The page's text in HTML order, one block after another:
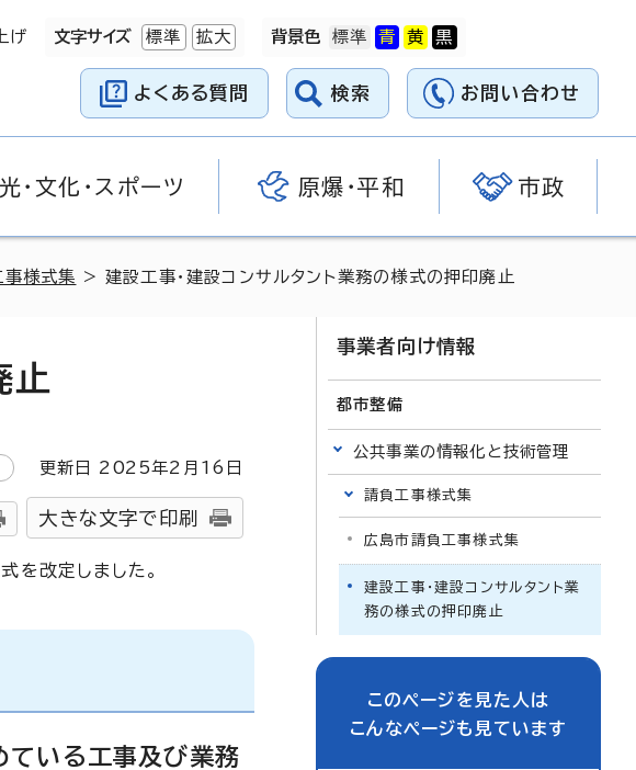
げ 文字サイズ 標準 拡大 背景色
よくある質問 検索 お問い合わせ
・文化・スポーツ 原爆・平和 市政
事様式集 > 建設工事・建設コンサルタント業務の様式の押印廃止
止
更新日 2025年2月 16 日
大きな文字で印刷
を改定しました。
いる工事及び業務
事業者向け情報
都市整備
公共事業の情報化と技術管理
請負工事様式集
広島市請負工事様式集
建設工事・建設コンサルタント業
務の様式の押印廃止
このページを見た人は
こんなページも見ています